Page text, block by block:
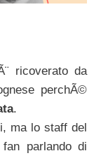
ricoverato da
perchÃ©
.
ma lo staff del
parlando di